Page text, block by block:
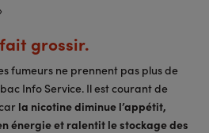
grossir.
fumeurs ne prennent pas plus de
Info Service. Il est courant de
la nicotine diminue l’appétit,
énergie et ralentit le stockage des